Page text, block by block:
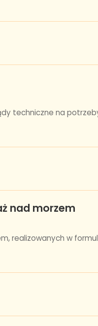
techniczne na
nad morzem
realizowanych w